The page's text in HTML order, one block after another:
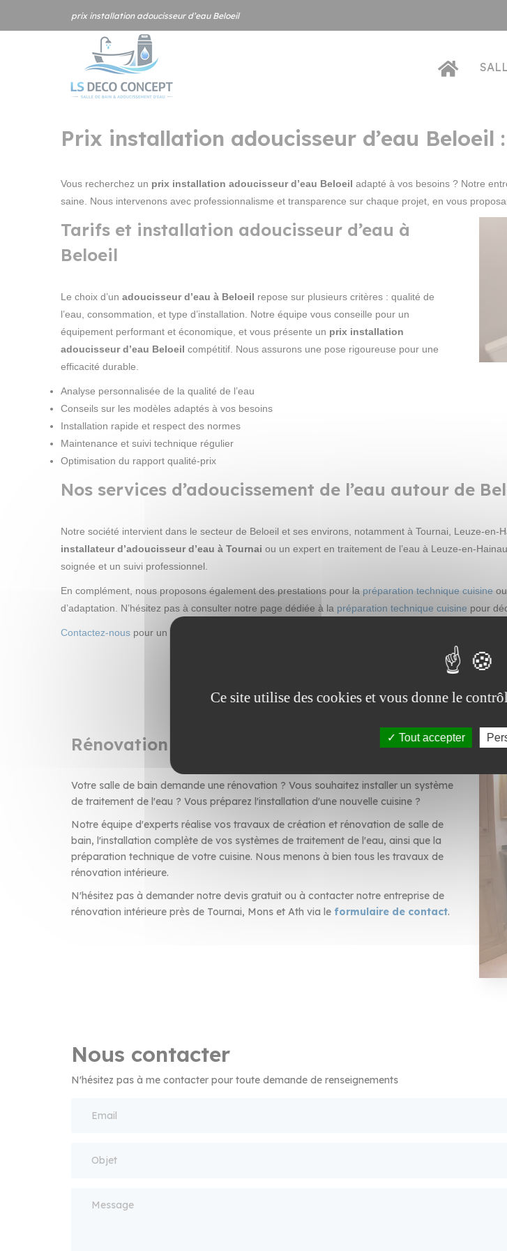
prix installation adoucisseur d’eau Beloeil
Prix installation adoucisseur d’eau Beloeil
Vous recherchez un prix installation adoucisseur d’eau Beloeil adapté à vos besoins ? Notre
saine. Nous intervenons avec professionnalisme et transparence sur chaque projet, en vous
Tarifs et installation adoucisseur d’eau à
Beloeil
Le choix d’un adoucisseur d’eau à Beloeil repose sur plusieurs critères : qualité de
l’eau, consommation, et type d’installation. Notre équipe vous conseille pour un
équipement performant et économique, et vous présente un prix installation
adoucisseur d’eau Beloeil compétitif. Nous assurons une pose rigoureuse pour une
efficacité durable.
Analyse personnalisée de la qualité de l’eau
Conseils sur les modèles adaptés à vos besoins
Installation rapide et respect des normes
Maintenance et suivi technique régulier
Optimisation du rapport qualité-prix
Nos services d’adoucissement de l’eau autour de
Notre société intervient dans le secteur de Beloeil et ses environs, notamment à Tournai, Leuze-
installateur d’adoucisseur d’eau à Tournai ou un expert en traitement de l’eau à Leuze-en-
soignée et un suivi professionnel.
En complément, nous proposons également des prestations pour la préparation technique cuisine
d’adaptation. N’hésitez pas à consulter notre page dédiée à la préparation technique cuisine pour
Contactez-nous pour un devis personnalisé ou une intervention rapide dans votre région.
Rénovation de salle de bain et cuisine
Votre salle de bain demande une rénovation ? Vous souhaitez installer un système
de traitement de l'eau ? Vous préparez l'installation d'une nouvelle cuisine ?
Notre équipe d'experts réalise vos travaux de création et rénovation de salle de
bain, l'installation complète de vos systèmes de traitement de l'eau, ainsi que la
préparation technique de votre cuisine. Nous menons à bien tous les travaux de
rénovation intérieure.
N'hésitez pas à demander notre devis gratuit ou à contacter notre entreprise de
rénovation intérieure près de Tournai, Mons et Ath via le formulaire de contact.
Nous contacter
N'hésitez pas à me contacter pour toute demande de renseignements
Ce site utilise des cookies et vous donne le
Tout accepter